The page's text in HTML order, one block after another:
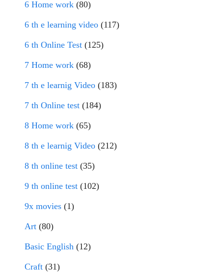
6 Home work (80)
6 th e learning video (117)
6 th Online Test (125)
7 Home work (68)
7 th e learnig Video (183)
7 th Online test (184)
8 Home work (65)
8 th e learnig Video (212)
8 th online test (35)
9 th online test (102)
9x movies (1)
Art (80)
Basic English (12)
Craft (31)